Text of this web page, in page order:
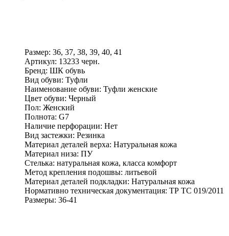
Размер: 36, 37, 38, 39, 40, 41
Артикул: 13233 черн.
Бренд: ШК обувь
Вид обуви: Туфли
Наименование обуви: Туфли женские
Цвет обуви: Черный
Пол: Женский
Полнота: G7
Наличие перфорации: Нет
Вид застежки: Резинка
Материал деталей верха: Натуральная кожа
Материал низа: ПУ
Стелька: натуральная кожа, класса комфорт
Метод крепления подошвы: литьевой
Материал деталей подкладки: Натуральная кожа
Нормативно техническая документация: ТР ТС 019/2011
Размеры: 36-41